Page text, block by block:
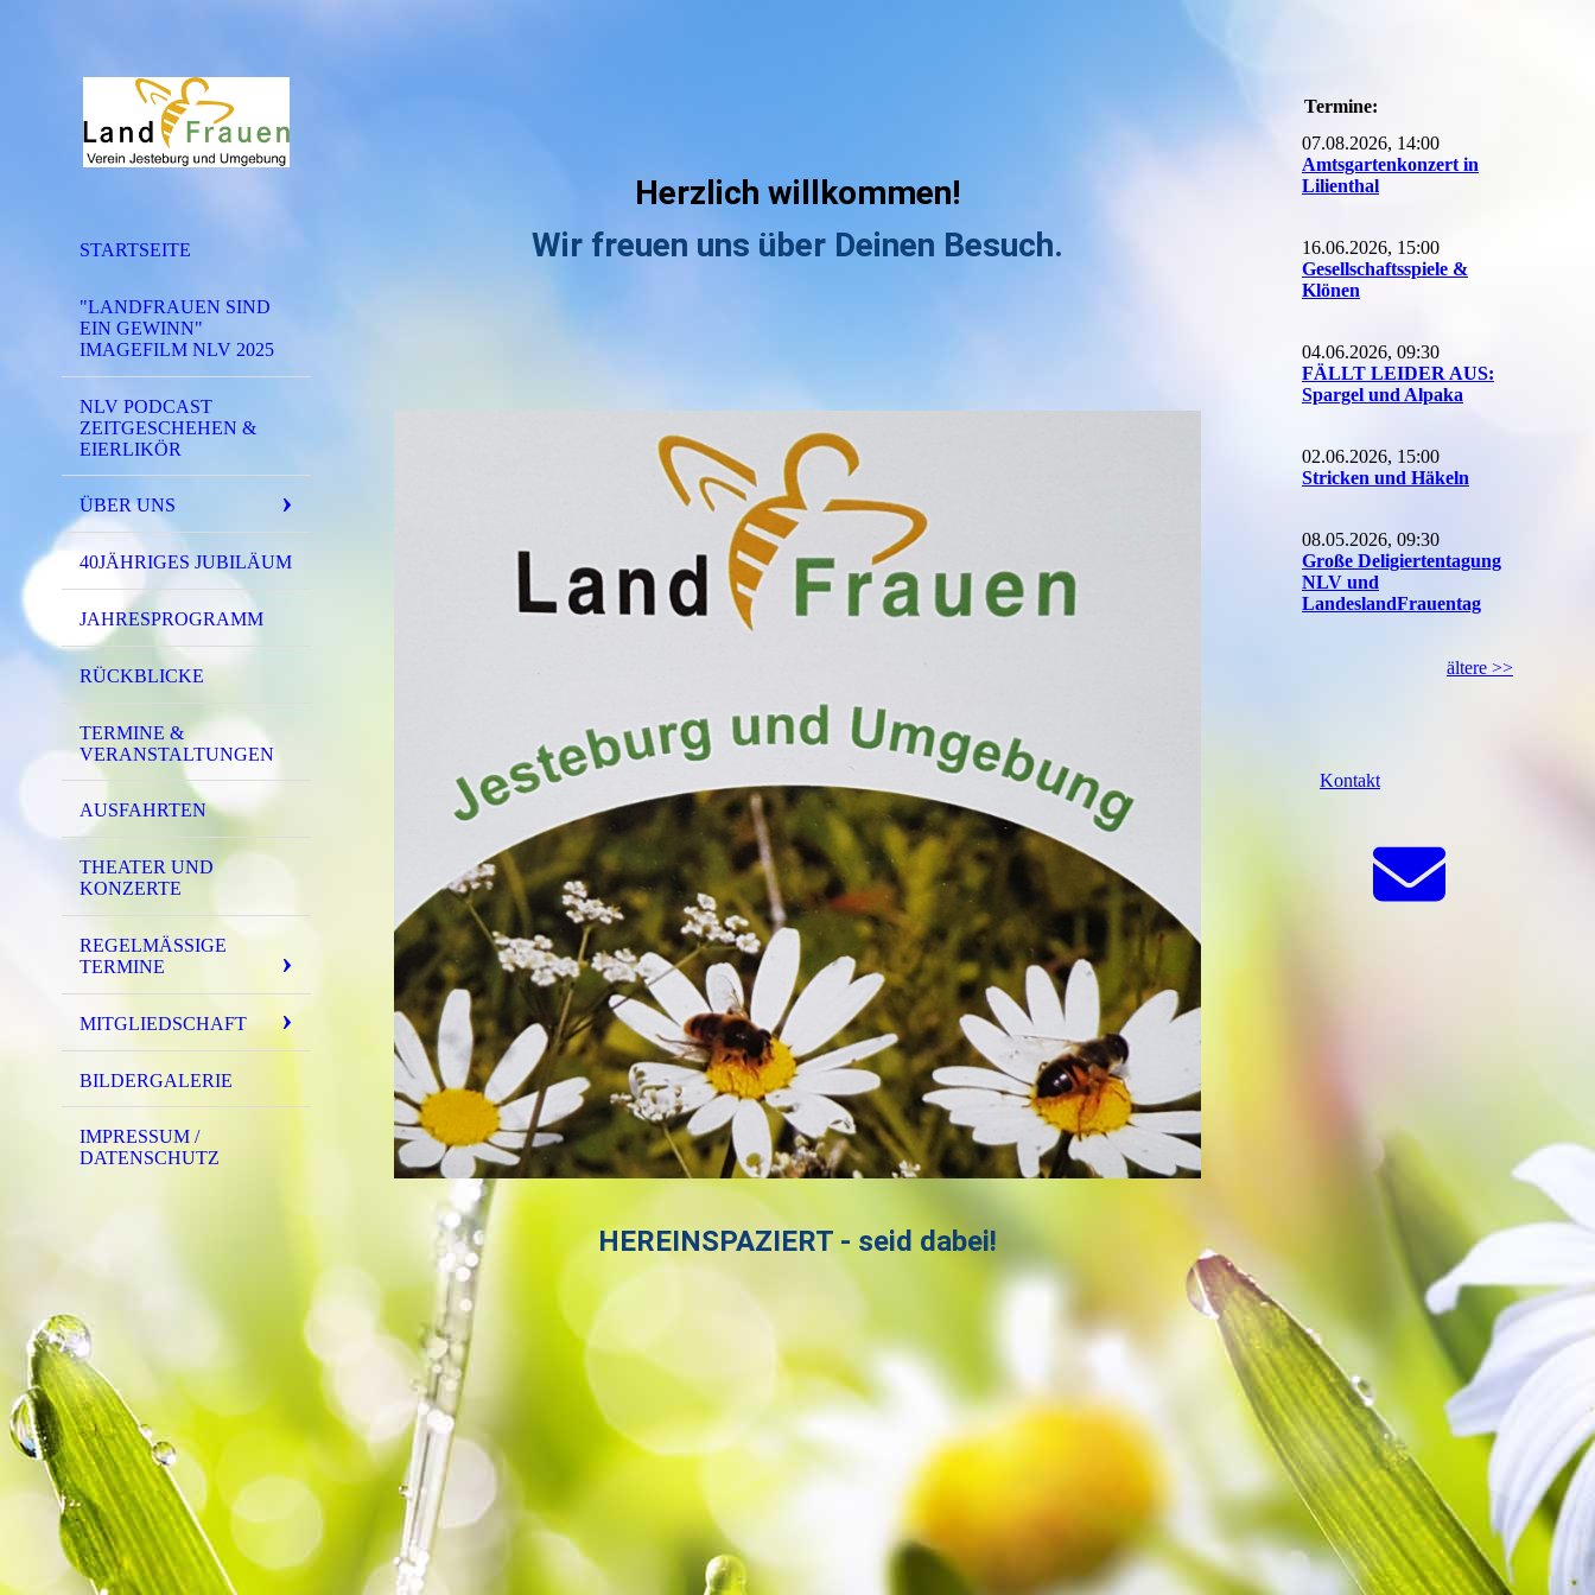
STARTSEITE
"LANDFRAUEN SIND
EIN GEWINN"
IMAGEFILM NLV 2025
NLV PODCAST
ZEITGESCHEHEN &
EIERLIKÖR
ÜBER UNS
40JÄHRIGES JUBILÄUM
JAHRESPROGRAMM
RÜCKBLICKE
TERMINE &
VERANSTALTUNGEN
AUSFAHRTEN
THEATER UND
KONZERTE
REGELMÄSSIGE T
ERMINE
MITGLIEDSCHAFT
BILDERGALERIE
IMPRESSUM /
DATENSCHUTZ
Herzlich willkommen!
Wir freuen uns über Deinen Besuch.
HEREINSPAZIERT - seid dabei!
Termine:
07.08.2026, 14:00
Amtsgartenkonzert in
Lilienthal
16.06.2026, 15:00
Gesellschaftsspiele &
Klönen
04.06.2026, 09:30
FÄLLT LEIDER AUS:
Spargel und Alpaka
02.06.2026, 15:00
Stricken und Häkeln
08.05.2026, 09:30
Große Deligiertentagung
NLV und
LandeslandFrauentag
ältere >>
Kontakt